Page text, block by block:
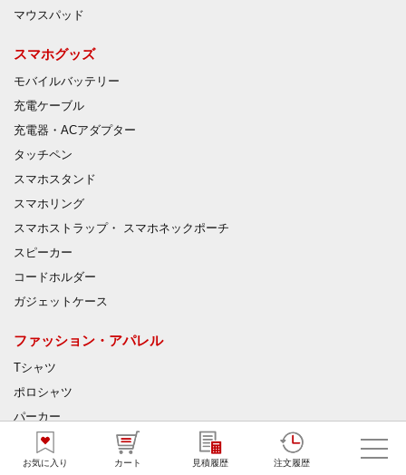
お気に入り カート 見積履歴 注文履歴
マウスパッド
スマホグッズ
モバイルバッテリー
充電ケーブル
充電器・ACアダプター
タッチペン
スマホスタンド
スマホリング
スマホストラップ・ スマホネックポーチ
スピーカー
コードホルダー
ガジェットケース
ファッション・アパレル
Tシャツ
ポロシャツ
パーカー
キャップ・ハット